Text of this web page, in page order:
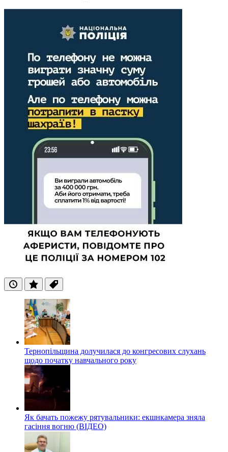
ОстанніПопулярні
Теги
Тернопільщина долучилася до конгресових слухань
щодо початку навчального року
Як бачать пожежу рятувальники: екшнкамера зняла
гасіння вогню (ВІДЕО)